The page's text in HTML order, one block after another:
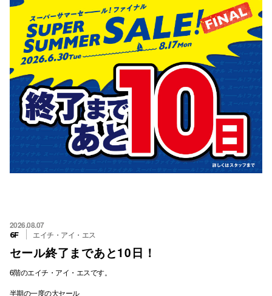
2026.08.07
6F エイチ・アイ・エス
セール終了まであと10日！
6階のエイチ・アイ・エスです。
半期の一度の大セール